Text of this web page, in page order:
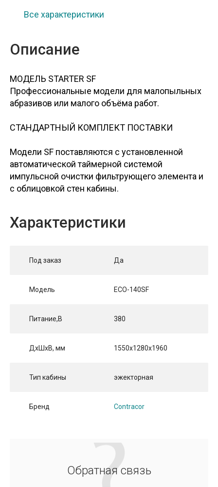
Все характеристики
Описание
МОДЕЛЬ STARTER SF
Профессиональные модели для малопыльных
абразивов или малого объёма работ.
СТАНДАРТНЫЙ КОМПЛЕКТ ПОСТАВКИ
Модели SF поставляются с установленной
автоматической таймерной системой
импульсной очистки фильтрующего элемента и
с облицовкой стен кабины.
Характеристики
Под заказ Да
Модель ECO-140SF
Питание,В 380
ДхШхВ, мм 1550х1280х1960
Тип кабины эжекторная
Бренд Contracor
Обратная связь